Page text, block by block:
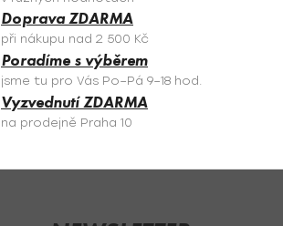
y
v
ý
p
i
s
u
N
Í
Doprava ZDARMA
při nákupu nad 2 500 Kč
Poradíme s výběrem
jsme tu pro Vás Po–Pá 9–18 hod.
Vyzvednutí ZDARMA
na prodejně Praha 10